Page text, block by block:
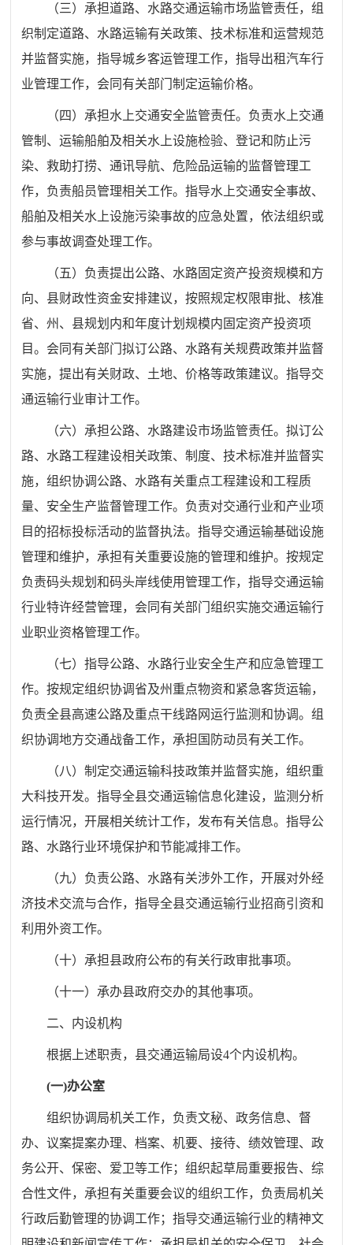
（三）承担道路、水路交通运输市场监管责任，组
织制定道路、水路运输有关政策、技术标准和运营规范
并监督实施，指导城乡客运管理工作，指导出租汽车行
业管理工作，会同有关部门制定运输价格。
（四）承担水上交通安全监管责任。负责水上交通
管制、运输船舶及相关水上设施检验、登记和防止污
染、救助打捞、通讯导航、危险品运输的监督管理工
作，负责船员管理相关工作。指导水上交通安全事故、
船舶及相关水上设施污染事故的应急处置，依法组织或
参与事故调查处理工作。
（五）负责提出公路、水路固定资产投资规模和方
向、县财政性资金安排建议，按照规定权限审批、核准
省、州、县规划内和年度计划规模内固定资产投资项
目。会同有关部门拟订公路、水路有关规费政策并监督
实施，提出有关财政、土地、价格等政策建议。指导交
通运输行业审计工作。
（六）承担公路、水路建设市场监管责任。拟订公
路、水路工程建设相关政策、制度、技术标准并监督实
施，组织协调公路、水路有关重点工程建设和工程质
量、安全生产监督管理工作。负责对交通行业和产业项
目的招标投标活动的监督执法。指导交通运输基础设施
管理和维护，承担有关重要设施的管理和维护。按规定
负责码头规划和码头岸线使用管理工作，指导交通运输
行业特许经营管理，会同有关部门组织实施交通运输行
业职业资格管理工作。
（七）指导公路、水路行业安全生产和应急管理工
作。按规定组织协调省及州重点物资和紧急客货运输，
负责全县高速公路及重点干线路网运行监测和协调。组
织协调地方交通战备工作，承担国防动员有关工作。
（八）制定交通运输科技政策并监督实施，组织重
大科技开发。指导全县交通运输信息化建设，监测分析
运行情况，开展相关统计工作，发布有关信息。指导公
路、水路行业环境保护和节能减排工作。
（九）负责公路、水路有关涉外工作，开展对外经
济技术交流与合作，指导全县交通运输行业招商引资和
利用外资工作。
（十）承担县政府公布的有关行政审批事项。
（十一）承办县政府交办的其他事项。
二、内设机构
根据上述职责，县交通运输局设4个内设机构。
(一)办公室
组织协调局机关工作，负责文秘、政务信息、督
办、议案提案办理、档案、机要、接待、绩效管理、政
务公开、保密、爱卫等工作；组织起草局重要报告、综
合性文件，承担有关重要会议的组织工作，负责局机关
行政后勤管理的协调工作；指导交通运输行业的精神文